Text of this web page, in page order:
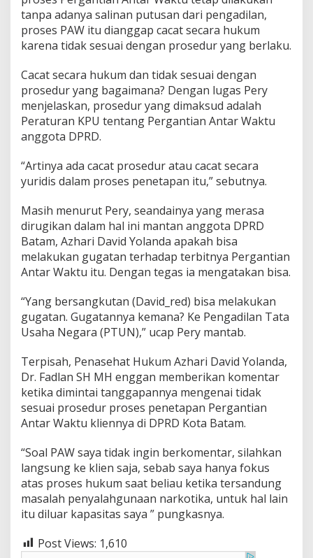
tanpa adanya salinan putusan dari pengadilan,
proses PAW itu dianggap cacat secara hukum
karena tidak sesuai dengan prosedur yang berlaku.
Cacat secara hukum dan tidak sesuai dengan
prosedur yang bagaimana? Dengan lugas Pery
menjelaskan, prosedur yang dimaksud adalah
Peraturan KPU tentang Pergantian Antar Waktu
anggota DPRD.
“Artinya ada cacat prosedur atau cacat secara
yuridis dalam proses penetapan itu,” sebutnya.
Masih menurut Pery, seandainya yang merasa
dirugikan dalam hal ini mantan anggota DPRD
Batam, Azhari David Yolanda apakah bisa
melakukan gugatan terhadap terbitnya Pergantian
Antar Waktu itu. Dengan tegas ia mengatakan bisa.
“Yang bersangkutan (David_red) bisa melakukan
gugatan. Gugatannya kemana? Ke Pengadilan Tata
Usaha Negara (PTUN),” ucap Pery mantab.
Terpisah, Penasehat Hukum Azhari David Yolanda,
Dr. Fadlan SH MH enggan memberikan komentar
ketika dimintai tanggapannya mengenai tidak
sesuai prosedur proses penetapan Pergantian
Antar Waktu kliennya di DPRD Kota Batam.
“Soal PAW saya tidak ingin berkomentar, silahkan
langsung ke klien saja, sebab saya hanya fokus
atas proses hukum saat beliau ketika tersandung
masalah penyalahgunaan narkotika, untuk hal lain
itu diluar kapasitas saya ” pungkasnya.
Post Views: 1,610